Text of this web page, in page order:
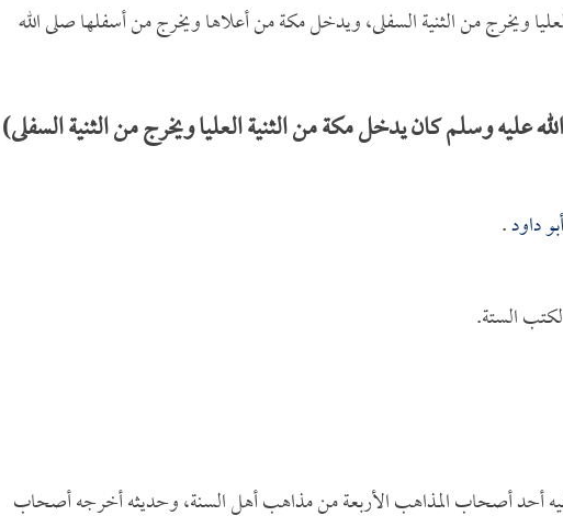
ويخرج من الثنية السفلى، ويدخل مكة من أعلاها ويخرج من أسفلها صلى الله
وسلم كان يدخل مكة من الثنية العليا ويخرج من الثنية السفلى)
أبو داود.
الستة.
أحد أصحاب المذاهب الأربعة من مذاهب أهل السنة، وحديثه أخرجه أصحاب